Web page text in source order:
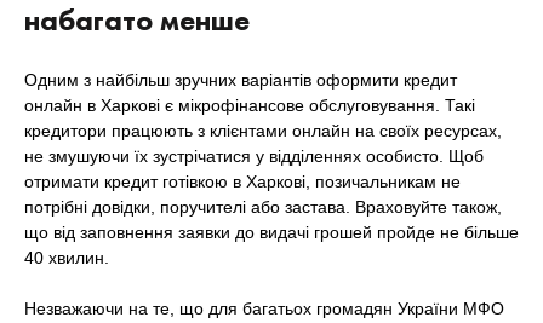
набагато менше
Одним з найбільш зручних варіантів оформити кредит
онлайн в Харкові є мікрофінансове обслуговування. Такі
кредитори працюють з клієнтами онлайн на своїх ресурсах,
не змушуючи їх зустрічатися у відділеннях особисто. Щоб
отримати кредит готівкою в Харкові, позичальникам не
потрібні довідки, поручителі або застава. Враховуйте також,
що від заповнення заявки до видачі грошей пройде не більше
40 хвилин.
Незважаючи на те, що для багатьох громадян України МФО